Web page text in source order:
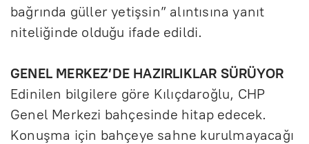
bağrında güller yetişsin” alıntısına yanıt
niteliğinde olduğu ifade edildi.
GENEL MERKEZ’DE HAZIRLIKLAR SÜRÜYOR
Edinilen bilgilere göre Kılıçdaroğlu, CHP
Genel Merkezi bahçesinde hitap edecek.
Konuşma için bahçeye sahne kurulmayacağı